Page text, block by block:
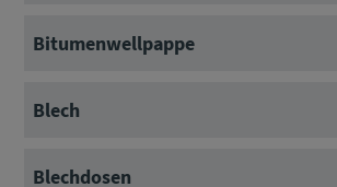
Bitumenwellpappe
Blech
Blechdosen